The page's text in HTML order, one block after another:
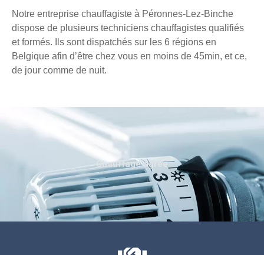
Notre entreprise chauffagiste à Péronnes-Lez-Binche
dispose de plusieurs techniciens chauffagistes qualifiés
et formés. Ils sont dispatchés sur les 6 régions en
Belgique afin d’être chez vous en moins de 45min, et ce,
de jour comme de nuit.
Chauffage agréé